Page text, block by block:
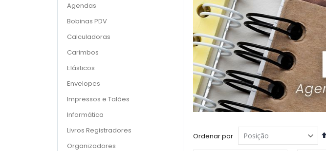
Ordenar por
Agendas
Bobinas PDV
Calculadoras
Carimbos
Elásticos
Envelopes
Impressos e Talões
Informática
Livros Registradores
Organizadores